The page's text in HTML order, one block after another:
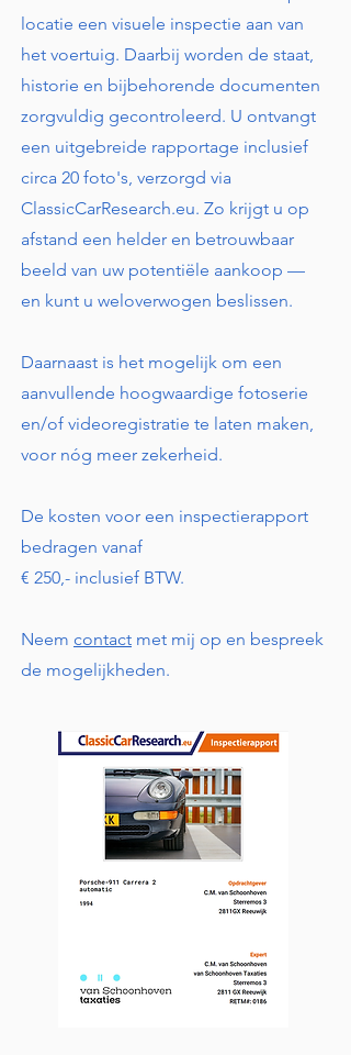
locatie een visuele inspectie aan van
het voertuig. Daarbij worden de staat,
historie en bijbehorende documenten
zorgvuldig gecontroleerd. U ontvangt
een uitgebreide rapportage inclusief
circa 20 foto's, verzorgd via
ClassicCarResearch.eu. Zo krijgt u op
afstand een helder en betrouwbaar
beeld van uw potentiële aankoop —
en kunt u weloverwogen beslissen.
Daarnaast is het mogelijk om een
aanvullende hoogwaardige fotoserie
en/of videoregistratie te laten maken,
voor nóg meer zekerheid.
De kosten voor een inspectierapport
bedragen vanaf
€ 250,- inclusief BTW.
Neem contact met mij op en bespreek
de mogelijkheden.